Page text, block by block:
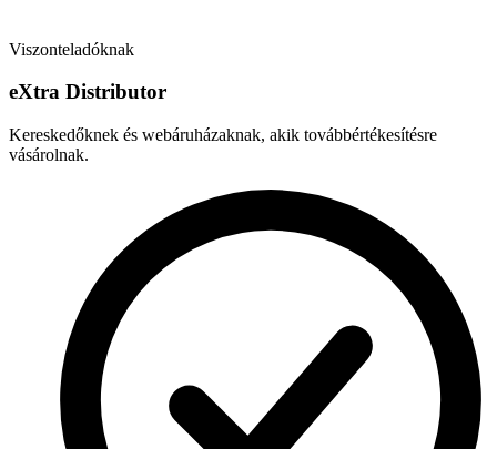
Viszonteladóknak
eXtra Distributor
Kereskedőknek és webáruházaknak, akik továbbértékesítésre
vásárolnak.